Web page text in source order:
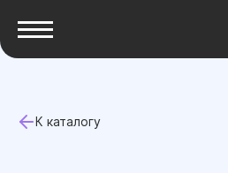
К каталогу